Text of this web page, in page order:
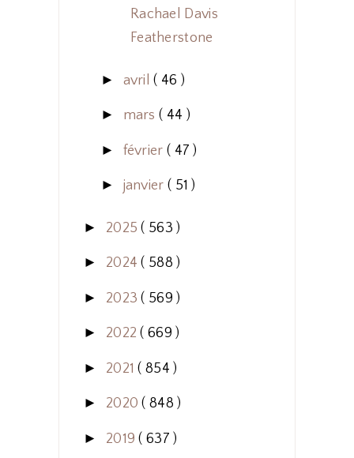
Rachael Davis
Featherstone
► avril( 46 )
► mars ( 44 )
► février ( 47 )
► janvier ( 51 )
► 2025( 563 )
► 2024( 588 )
► 2023( 569 )
► 2022( 669 )
► 2021( 854 )
► 2020( 848 )
► 2019( 637 )